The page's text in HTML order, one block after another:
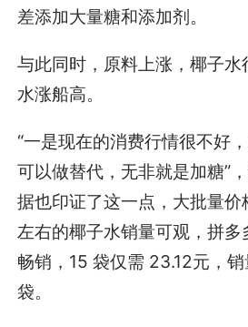
差添加大量糖和添加剂。
与此同时，原料上涨，椰子
水涨船高。
“一是现在的消费行情很不好
可以做替代，无非就是加糖”
据也印证了这一点，大批量价
左右的椰子水销量可观，拼
畅销，15 袋仅需 23.12元，
袋。